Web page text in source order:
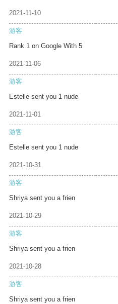
2021-11-10
游客
Rank 1 on Google With 5
2021-11-06
游客
Estelle sent you 1 nude
2021-11-01
游客
Estelle sent you 1 nude
2021-10-31
游客
Shriya sent you a frien
2021-10-29
游客
Shriya sent you a frien
2021-10-28
游客
Shriya sent you a frien